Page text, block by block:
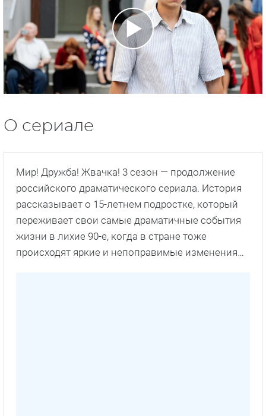
О сериале
Мир! Дружба! Жвачка! 3 сезон — продолжение
российского драматического сериала. История
рассказывает о 15-летнем подростке, который
переживает свои самые драматичные события
жизни в лихие 90-е, когда в стране тоже
происходят яркие и непоправимые изменения…